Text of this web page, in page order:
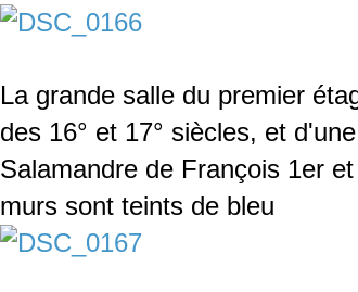
La grande salle du premier
des 16° et 17° siècles, et
Salamandre de François 1er
murs sont teints de bleu